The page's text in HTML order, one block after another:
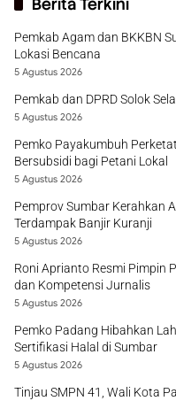
Pemkab Agam dan BKKBN
Lokasi Bencana
5 Agustus 2026
Pemkab dan DPRD Solok
5 Agustus 2026
Pemko Payakumbuh
Bersubsidi bagi Petani Lokal
5 Agustus 2026
Pemprov Sumbar Kerahkan
Terdampak Banjir Kuranji
5 Agustus 2026
Roni Aprianto Resmi Pimpin
dan Kompetensi Jurnalis
5 Agustus 2026
Pemko Padang Hibahkan
Sertifikasi Halal di Sumbar
5 Agustus 2026
Tinjau SMPN 41, Wali Kota